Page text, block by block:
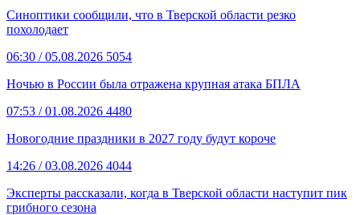
Синоптики сообщили, что в Тверской области резко
похолодает
06:30 / 05.08.2026 5054
Ночью в России была отражена крупная атака БПЛА
07:53 / 01.08.2026 4480
Новогодние праздники в 2027 году будут короче
14:26 / 03.08.2026 4044
Эксперты рассказали, когда в Тверской области наступит пик
грибного сезона